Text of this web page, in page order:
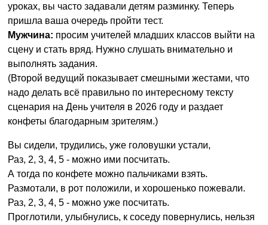
уроках, вы часто задавали детям разминку. Теперь
пришла ваша очередь пройти тест.
Мужчина: просим учителей младших классов выйти на
сцену и стать вряд. Нужно слушать внимательно и
выполнять задания.
(Второй ведущий показывает смешными жестами, что
надо делать всё правильно по интересному тексту
сценария на День учителя в 2026 году и раздает
конфеты благодарным зрителям.)
Вы сидели, трудились, уже головушки устали,
Раз, 2, 3, 4, 5 - можно ими посчитать.
А тогда по конфете можно пальчиками взять.
Размотали, в рот положили, и хорошенько пожевали.
Раз, 2, 3, 4, 5 - можно уже посчитать.
Проглотили, улыбнулись, к соседу повернулись, нельзя